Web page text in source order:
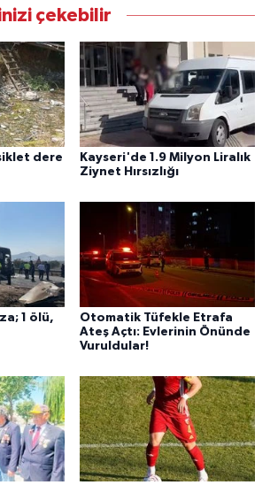
çekebilir
dere
Kayseri'de 1.9 Milyon Liralık
Ziynet Hırsızlığı
1 ölü,
Otomatik Tüfekle Etrafa
Ateş Açtı: Evlerinin Önünde
Vuruldular!